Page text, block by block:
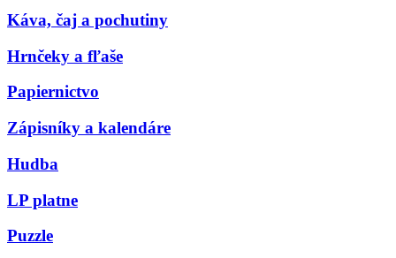
Káva, čaj a pochutiny
Hrnčeky a fľaše
Papiernictvo
Zápisníky a kalendáre
Hudba
LP platne
Puzzle